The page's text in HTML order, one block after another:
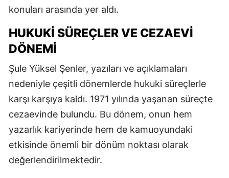
konuları arasında yer aldı.
HUKUKI SÜREÇLER VE CEZAEVI
DÖNEMI
Şule Yüksel Şenler, yazıları ve açıklamaları
nedeniyle çeşitli dönemlerde hukuki süreçlerle
karşı karşıya kaldı. 1971 yılında yaşanan süreçte
cezaevinde bulundu. Bu dönem, onun hem
yazarlık kariyerinde hem de kamuoyundaki
etkisinde önemli bir dönüm noktası olarak
değerlendirilmektedir.